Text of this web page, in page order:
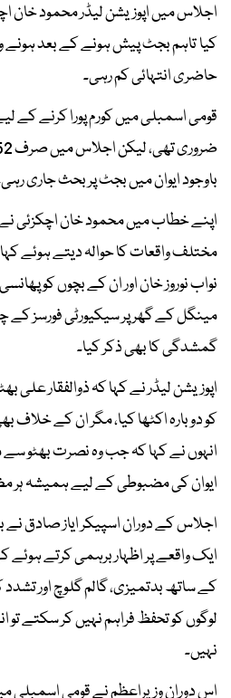
اجلاس میں اپوزیشن لیڈر محمود خان
کیا تاہم بجٹ پیش ہونے کے بعد
حاضری انتہائی کم رہی۔
باوجود ایوان میں بجٹ پر بحث جاری
اپنے خطاب میں محمود خان اچکزئی
مختلف واقعات کا حوالہ دیتے ہوئے
نواب نوروز خان اور ان کے بچوں کو
مینگل کے گھر پر سیکیورٹی فورسز کے
گمشدگی کا بھی ذکر کیا۔
اپوزیشن لیڈر نے کہا کہ ذوالفقار
کو دوبارہ اکٹھا کیا، مگر ان کے
انہوں نے کہا کہ جب وہ نصرت بھٹو سے
ایوان کی مضبوطی کے لیے ہمیشہ ہر
اجلاس کے دوران اسپیکر ایاز صادق نے
ایک واقعے پر اظہار برہمی کرتے ہوئے
کے ساتھ بدتمیزی، گالم گلوچ اور تشدد
لوگوں کو تحفظ فراہم نہیں کر سکتے تو
نہیں۔
اس دوران وزیراعظم نے قومی اسمبلی